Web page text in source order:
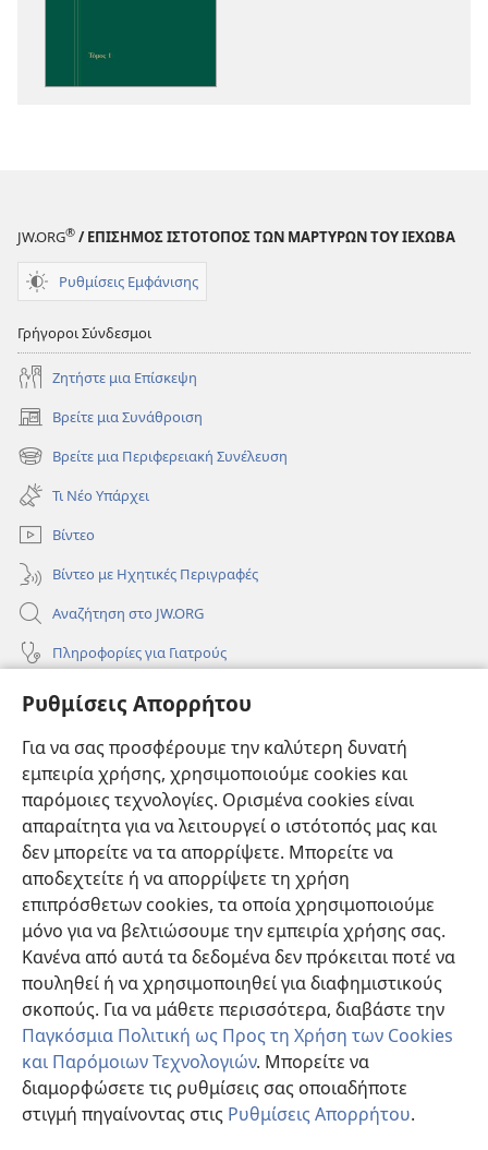
Ρυθμίσεις Απορρήτου
Για να σας προσφέρουμε την καλύτερη δυνατή
εμπειρία χρήσης, χρησιμοποιούμε cookies και
παρόμοιες τεχνολογίες. Ορισμένα cookies είναι
απαραίτητα για να λειτουργεί ο ιστότοπός μας και
δεν μπορείτε να τα απορρίψετε. Μπορείτε να
αποδεχτείτε ή να απορρίψετε τη χρήση
επιπρόσθετων cookies, τα οποία χρησιμοποιούμε
μόνο για να βελτιώσουμε την εμπειρία χρήσης σας.
Κανένα από αυτά τα δεδομένα δεν πρόκειται ποτέ να
πουληθεί ή να χρησιμοποιηθεί για διαφημιστικούς
σκοπούς. Για να μάθετε περισσότερα, διαβάστε την
Παγκόσμια Πολιτική ως Προς τη Χρήση των Cookies
και Παρόμοιων Τεχνολογιών. Μπορείτε να
διαμορφώσετε τις ρυθμίσεις σας οποιαδήποτε
στιγμή πηγαίνοντας στις Ρυθμίσεις Απορρήτου.
JW.ORG® / ΕΠΙΣΗΜΟΣ ΙΣΤΟΤΟΠΟΣ ΤΩΝ ΜΑΡΤΥΡΩΝ ΤΟΥ ΙΕΧΩΒΑ
Ρυθμίσεις Εμφάνισης
Γρήγοροι Σύνδεσμοι
Ζητήστε μια Επίσκεψη
Βρείτε μια Συνάθροιση
(ανοίγει
νέο
παράθυρο)
Βρείτε μια Περιφερειακή Συνέλευση
(ανοίγει
νέο
παράθυρο)
Τι Νέο Υπάρχει
Βίντεο
Βίντεο με Ηχητικές Περιγραφές
Αναζήτηση στο JW.ORG
Πληροφορίες για Γιατρούς
Πληροφορίες για Επίσημους Φορείς και ΜΜΕ
Συνεισφορές
(ανοίγει
παράθυρο)ΔΙΑΔΙΚΤΥΑΚΗ ΒΙΒΛΙΟΘΗΚΗ της Σκοπιάς™
(ανοίγει
νέο
παράθυρο)
JW Hub ®
(ανοίγει
νέο
παράθυρο)JW Library®
Βιβλιοθήκη της Σκοπιάς
Copyright
© 2026 Watch Tower Bible and Tract Society of Pennsylvania.
ΟΡΟΙ ΧΡΗΣΗΣ |ΠΟΛΙΤΙΚΗ ΑΠΟΡΡΗΤΟΥ |ΡΥΘΜΙΣΕΙΣ ΑΠΟΡΡΗΤΟΥ